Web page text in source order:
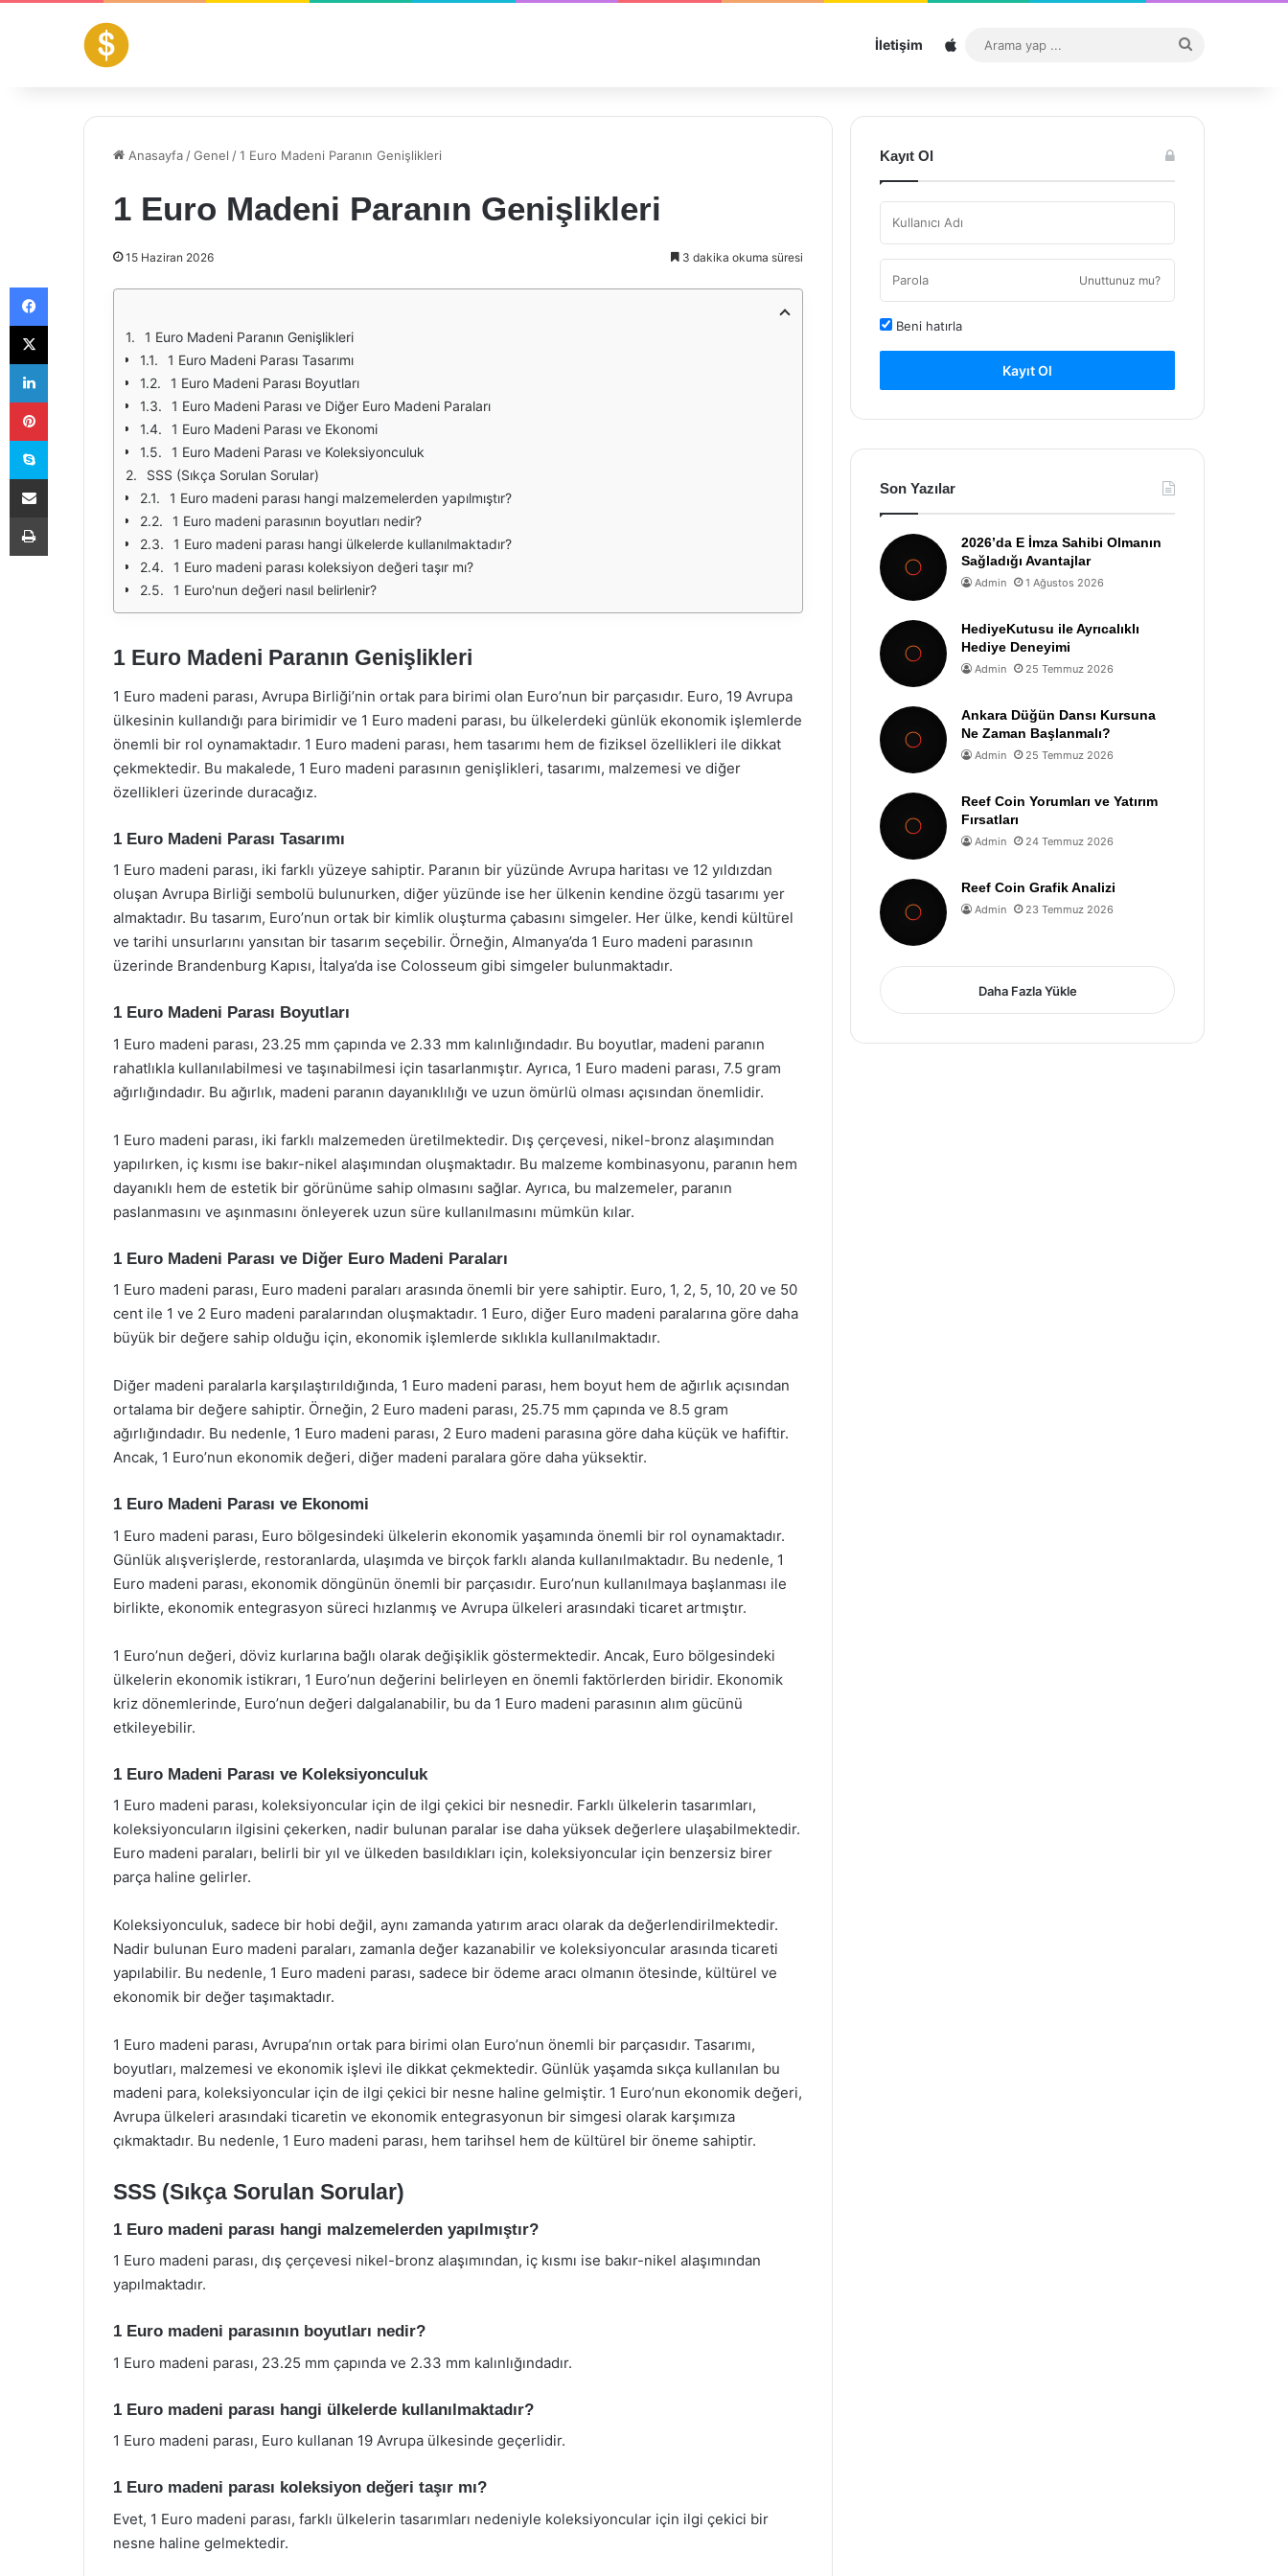
İletişim Sitemap
...
Anasayfa /Genel /1 Euro Madeni Paranın Genişlikleri
1 Euro Madeni Paranın Genişlikleri
15 Haziran 2026 3 dakika okuma süresi
1 Euro Madeni Paranın Genişlikleri
1 Euro Madeni Parası Tasarımı
1 Euro Madeni Parası Boyutları
1 Euro Madeni Parası ve Diğer Euro Madeni Paraları
1 Euro Madeni Parası ve Ekonomi
1 Euro Madeni Parası ve Koleksiyonculuk
SSS (Sıkça Sorulan Sorular)
1 Euro madeni parası hangi malzemelerden yapılmıştır?
1 Euro madeni parasının boyutları nedir?
1 Euro madeni parası hangi ülkelerde kullanılmaktadır?
1 Euro madeni parası koleksiyon değeri taşır mı?
1 Euro'nun değeri nasıl belirlenir?
1 Euro Madeni Paranın Genişlikleri
1 Euro madeni parası, Avrupa Birliği’nin ortak para birimi olan Euro’nun bir parçasıdır. Euro, 19 Avrupa
ülkesinin kullandığı para birimidir ve 1 Euro madeni parası, bu ülkelerdeki günlük ekonomik işlemlerde
önemli bir rol oynamaktadır. 1 Euro madeni parası, hem tasarımı hem de fiziksel özellikleri ile dikkat
çekmektedir. Bu makalede, 1 Euro madeni parasının genişlikleri, tasarımı, malzemesi ve diğer
özellikleri üzerinde duracağız.
1 Euro Madeni Parası Tasarımı
1 Euro madeni parası, iki farklı yüzeye sahiptir. Paranın bir yüzünde Avrupa haritası ve 12 yıldızdan
oluşan Avrupa Birliği sembolü bulunurken, diğer yüzünde ise her ülkenin kendine özgü tasarımı yer
almaktadır. Bu tasarım, Euro’nun ortak bir kimlik oluşturma çabasını simgeler. Her ülke, kendi kültürel
ve tarihi unsurlarını yansıtan bir tasarım seçebilir. Örneğin, Almanya’da 1 Euro madeni parasının
üzerinde Brandenburg Kapısı, İtalya’da ise Colosseum gibi simgeler bulunmaktadır.
1 Euro Madeni Parası Boyutları
1 Euro madeni parası, 23.25 mm çapında ve 2.33 mm kalınlığındadır. Bu boyutlar, madeni paranın
rahatlıkla kullanılabilmesi ve taşınabilmesi için tasarlanmıştır. Ayrıca, 1 Euro madeni parası, 7.5 gram
ağırlığındadır. Bu ağırlık, madeni paranın dayanıklılığı ve uzun ömürlü olması açısından önemlidir.
1 Euro madeni parası, iki farklı malzemeden üretilmektedir. Dış çerçevesi, nikel-bronz alaşımından
yapılırken, iç kısmı ise bakır-nikel alaşımından oluşmaktadır. Bu malzeme kombinasyonu, paranın hem
dayanıklı hem de estetik bir görünüme sahip olmasını sağlar. Ayrıca, bu malzemeler, paranın
paslanmasını ve aşınmasını önleyerek uzun süre kullanılmasını mümkün kılar.
1 Euro Madeni Parası ve Diğer Euro Madeni Paraları
1 Euro madeni parası, Euro madeni paraları arasında önemli bir yere sahiptir. Euro, 1, 2, 5, 10, 20 ve 50
cent ile 1 ve 2 Euro madeni paralarından oluşmaktadır. 1 Euro, diğer Euro madeni paralarına göre daha
büyük bir değere sahip olduğu için, ekonomik işlemlerde sıklıkla kullanılmaktadır.
Diğer madeni paralarla karşılaştırıldığında, 1 Euro madeni parası, hem boyut hem de ağırlık açısından
ortalama bir değere sahiptir. Örneğin, 2 Euro madeni parası, 25.75 mm çapında ve 8.5 gram
ağırlığındadır. Bu nedenle, 1 Euro madeni parası, 2 Euro madeni parasına göre daha küçük ve hafiftir.
Ancak, 1 Euro’nun ekonomik değeri, diğer madeni paralara göre daha yüksektir.
1 Euro Madeni Parası ve Ekonomi
1 Euro madeni parası, Euro bölgesindeki ülkelerin ekonomik yaşamında önemli bir rol oynamaktadır.
Günlük alışverişlerde, restoranlarda, ulaşımda ve birçok farklı alanda kullanılmaktadır. Bu nedenle, 1
Euro madeni parası, ekonomik döngünün önemli bir parçasıdır. Euro’nun kullanılmaya başlanması ile
birlikte, ekonomik entegrasyon süreci hızlanmış ve Avrupa ülkeleri arasındaki ticaret artmıştır.
1 Euro’nun değeri, döviz kurlarına bağlı olarak değişiklik göstermektedir. Ancak, Euro bölgesindeki
ülkelerin ekonomik istikrarı, 1 Euro’nun değerini belirleyen en önemli faktörlerden biridir. Ekonomik
kriz dönemlerinde, Euro’nun değeri dalgalanabilir, bu da 1 Euro madeni parasının alım gücünü
etkileyebilir.
1 Euro Madeni Parası ve Koleksiyonculuk
1 Euro madeni parası, koleksiyoncular için de ilgi çekici bir nesnedir. Farklı ülkelerin tasarımları,
koleksiyoncuların ilgisini çekerken, nadir bulunan paralar ise daha yüksek değerlere ulaşabilmektedir.
Euro madeni paraları, belirli bir yıl ve ülkeden basıldıkları için, koleksiyoncular için benzersiz birer
parça haline gelirler.
Koleksiyonculuk, sadece bir hobi değil, aynı zamanda yatırım aracı olarak da değerlendirilmektedir.
Nadir bulunan Euro madeni paraları, zamanla değer kazanabilir ve koleksiyoncular arasında ticareti
yapılabilir. Bu nedenle, 1 Euro madeni parası, sadece bir ödeme aracı olmanın ötesinde, kültürel ve
ekonomik bir değer taşımaktadır.
1 Euro madeni parası, Avrupa’nın ortak para birimi olan Euro’nun önemli bir parçasıdır. Tasarımı,
boyutları, malzemesi ve ekonomik işlevi ile dikkat çekmektedir. Günlük yaşamda sıkça kullanılan bu
madeni para, koleksiyoncular için de ilgi çekici bir nesne haline gelmiştir. 1 Euro’nun ekonomik değeri,
Avrupa ülkeleri arasındaki ticaretin ve ekonomik entegrasyonun bir simgesi olarak karşımıza
çıkmaktadır. Bu nedenle, 1 Euro madeni parası, hem tarihsel hem de kültürel bir öneme sahiptir.
SSS (Sıkça Sorulan Sorular)
1 Euro madeni parası hangi malzemelerden yapılmıştır?
1 Euro madeni parası, dış çerçevesi nikel-bronz alaşımından, iç kısmı ise bakır-nikel alaşımından
yapılmaktadır.
1 Euro madeni parasının boyutları nedir?
1 Euro madeni parası, 23.25 mm çapında ve 2.33 mm kalınlığındadır.
1 Euro madeni parası hangi ülkelerde kullanılmaktadır?
1 Euro madeni parası, Euro kullanan 19 Avrupa ülkesinde geçerlidir.
1 Euro madeni parası koleksiyon değeri taşır mı?
Evet, 1 Euro madeni parası, farklı ülkelerin tasarımları nedeniyle koleksiyoncular için ilgi çekici bir
nesne haline gelmektedir.
Kayıt Ol
Unuttunuz mu?
Beni hatırla
Kayıt Ol
Son Yazılar
2026’da E İmza Sahibi Olmanın
Sağladığı Avantajlar
Admin 1 Ağustos 2026
HediyeKutusu ile Ayrıcalıklı
Hediye Deneyimi
Admin 25 Temmuz 2026
Ankara Düğün Dansı Kursuna
Ne Zaman Başlanmalı?
Admin 25 Temmuz 2026
Reef Coin Yorumları ve Yatırım
Fırsatları
Admin 24 Temmuz 2026
Reef Coin Grafik Analizi
Admin 23 Temmuz 2026
Daha Fazla Yükle
Facebook
X
LinkedIn
Pinterest
Skype
E-Posta ile paylaş